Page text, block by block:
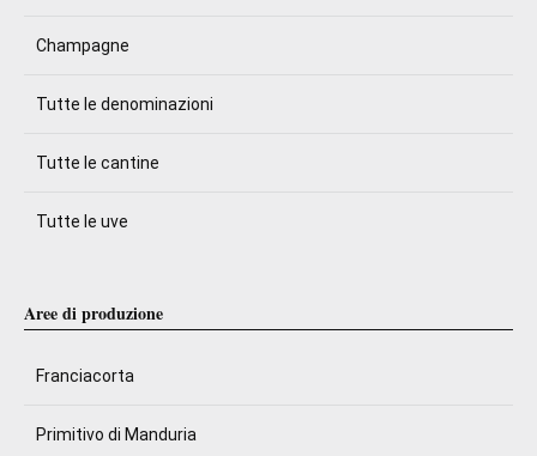
Champagne
Tutte le denominazioni
Tutte le cantine
Tutte le uve
Aree di produzione
Franciacorta
Primitivo di Manduria